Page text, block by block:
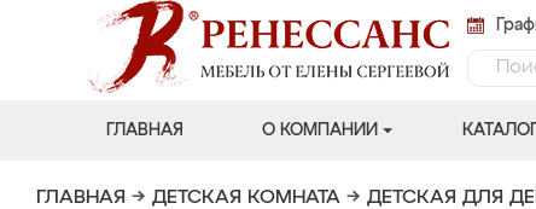
ГЛАВНАЯ О КОМПАНИИ КАТАЛОГ
ГЛАВНАЯ → ДЕТСКАЯ КОМНАТА → ДЕТСКАЯ ДЛЯ